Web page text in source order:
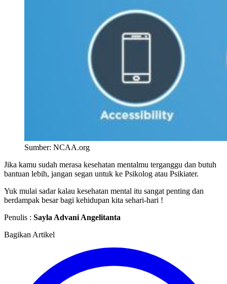
Sumber: NCAA.org
Jika kamu sudah merasa kesehatan mentalmu terganggu dan butuh
bantuan lebih, jangan segan untuk ke Psikolog atau Psikiater.
Yuk mulai sadar kalau kesehatan mental itu sangat penting dan
berdampak besar bagi kehidupan kita sehari-hari !
Penulis : Sayla Advani Angelitanta
Bagikan Artikel